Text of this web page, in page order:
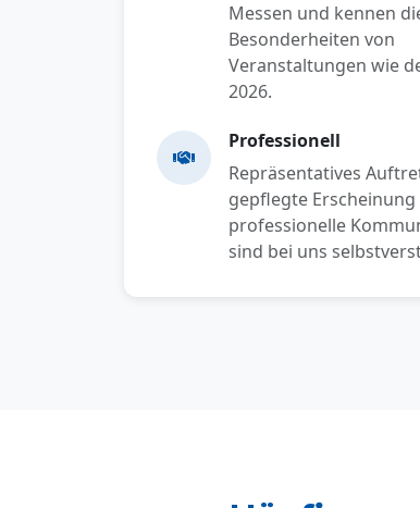
Messen und kennen
Besonderheiten von
Veranstaltungen wie
2026.
Professionell
Repräsentatives
gepflegte Erscheinung
professionelle
sind bei uns